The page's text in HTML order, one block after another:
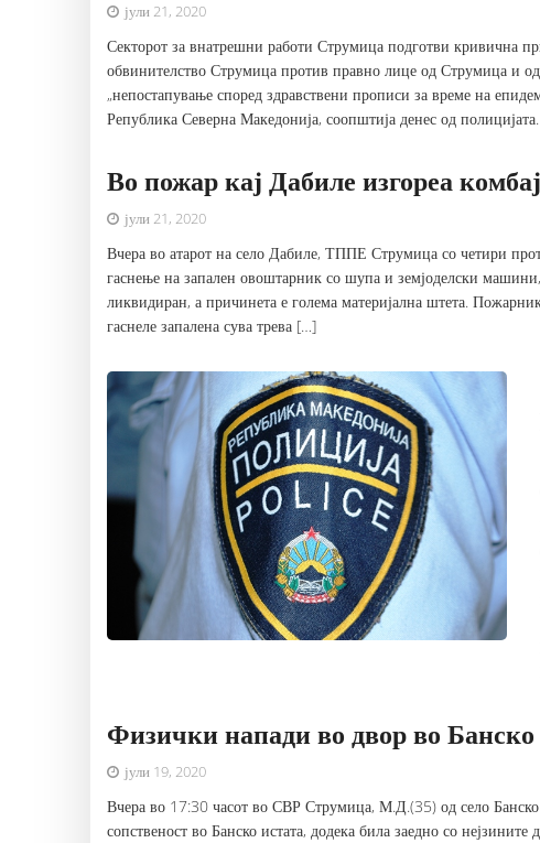
јули 21, 2020
Секторот за внатрешни работи Струмица подготви кривична
обвинителство Струмица против правно лице од Струмица и
„непостапување според здравствени прописи за време на
Република Северна Македонија, соопштија денес од
Во пожар кај Дабиле изгореа
јули 21, 2020
Вчера во атарот на село Дабиле, ТППЕ Струмица со четири
гаснење на запален овоштарник со шупа и земјоделски
ликвидиран, а причинета е голема материјална штета.
гаснеле запалена сува трева […]
Физички напади во двор во Банско
јули 19, 2020
Вчера во 17:30 часот во СВР Струмица, М.Д.(35) од село Банско
сопственост во Банско истата, додека била заедно со